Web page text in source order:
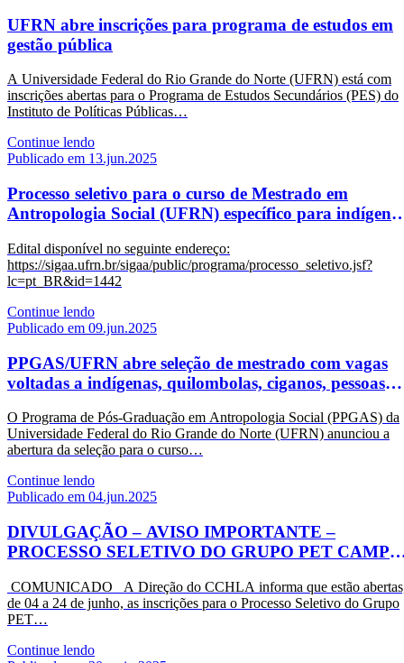
UFRN abre inscrições para programa de estudos em
gestão pública
A Universidade Federal do Rio Grande do Norte (UFRN) está com
inscrições abertas para o Programa de Estudos Secundários (PES) do
Instituto de Políticas Públicas…
Continue lendo
Publicado em 13.jun.2025
Processo seletivo para o curso de Mestrado em
Antropologia Social (UFRN) específico para
Edital disponível no seguinte endereço:
https://sigaa.ufrn.br/sigaa/public/programa/processo_seletivo.jsf?
lc=pt_BR&id=1442
Continue lendo
Publicado em 09.jun.2025
PPGAS/UFRN abre seleção de mestrado com vagas
voltadas a indígenas, quilombolas, ciganos, pessoas
O Programa de Pós-Graduação em Antropologia Social (PPGAS) da
Universidade Federal do Rio Grande do Norte (UFRN) anunciou a
abertura da seleção para o curso…
Continue lendo
Publicado em 04.jun.2025
DIVULGAÇÃO – AVISO IMPORTANTE –
PROCESSO SELETIVO DO GRUPO PET CAMPO
COMUNICADO A Direção do CCHLA informa que estão
de 04 a 24 de junho, as inscrições para o Processo Seletivo do Grupo
PET…
Continue lendo